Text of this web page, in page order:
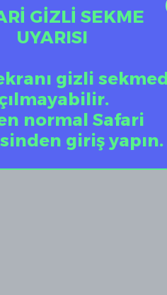
GİZLİ SEKME
UYARISI
gizli
normal Safari
giriş yapın.